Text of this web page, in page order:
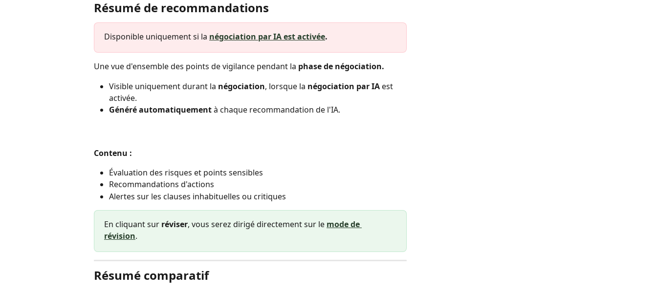
Résumé de recommandations
Disponible uniquement si la négociation par IA est activée.
Une vue d'ensemble des points de vigilance pendant la phase de négociation.
Visible uniquement durant la négociation, lorsque la négociation par IA est
activée.
Généré automatiquement à chaque recommandation de l'IA.
Contenu :
Évaluation des risques et points sensibles
Recommandations d'actions
Alertes sur les clauses inhabituelles ou critiques
En cliquant sur réviser, vous serez dirigé directement sur le mode de
révision.
Résumé comparatif